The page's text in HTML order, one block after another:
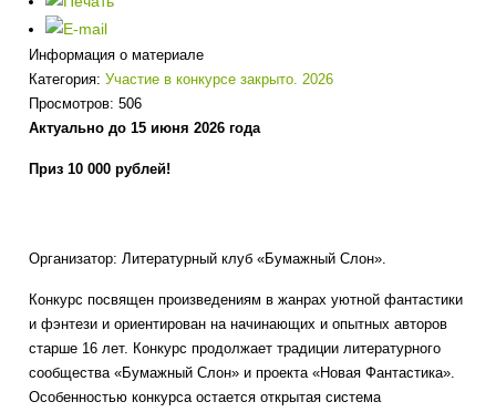
Информация о материале
Категория:Участие в конкурсе закрыто. 2026
Просмотров: 506
Актуально до 15 июня 2026 года
Приз 10 000 рублей!
Организатор: Литературный клуб «Бумажный Слон».
Конкурс посвящен произведениям в жанрах уютной фантастики
и фэнтези и ориентирован на начинающих и опытных авторов
старше 16 лет. Конкурс продолжает традиции литературного
сообщества «Бумажный Слон» и проекта «Новая Фантастика».
Особенностью конкурса остается открытая система